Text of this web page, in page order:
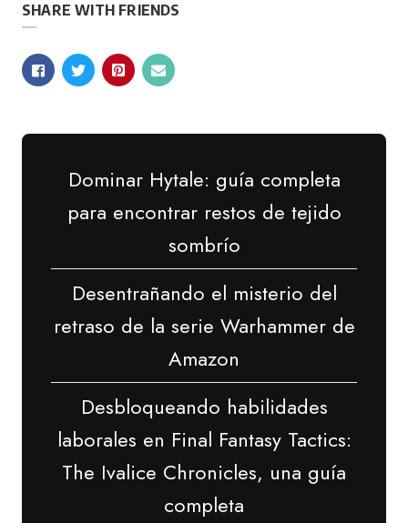
SHARE WITH FRIENDS
Dominar Hytale: guía completa
para encontrar restos de tejido
sombrío
Desentrañando el misterio del
retraso de la serie Warhammer de
Amazon
Desbloqueando habilidades
laborales en Final Fantasy Tactics:
The Ivalice Chronicles, una guía
completa